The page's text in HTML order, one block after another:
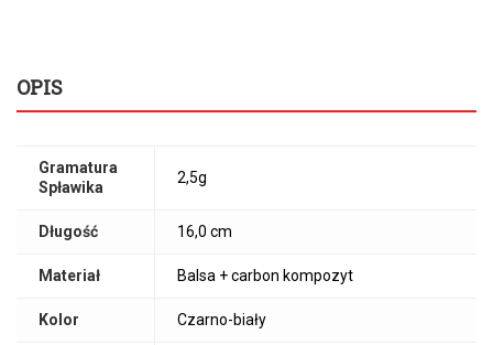
OPIS
Gramatura
Spławika
2,5g
Długość 16,0 cm
Materiał Balsa + carbon kompozyt
Kolor Czarno-biały